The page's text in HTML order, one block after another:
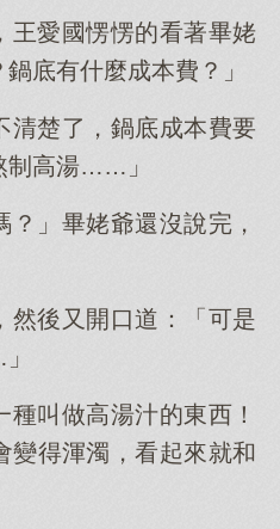
王愛國愣愣的看著畢姥
底有什麼成本費？」
清楚了，鍋底成本費要
制高湯……」
？」畢姥爺還沒說完，
然後又開口道：「可是
種叫做高湯汁的東西！
變得渾濁，看起來就和